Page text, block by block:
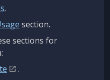
.
section.
sections for
.